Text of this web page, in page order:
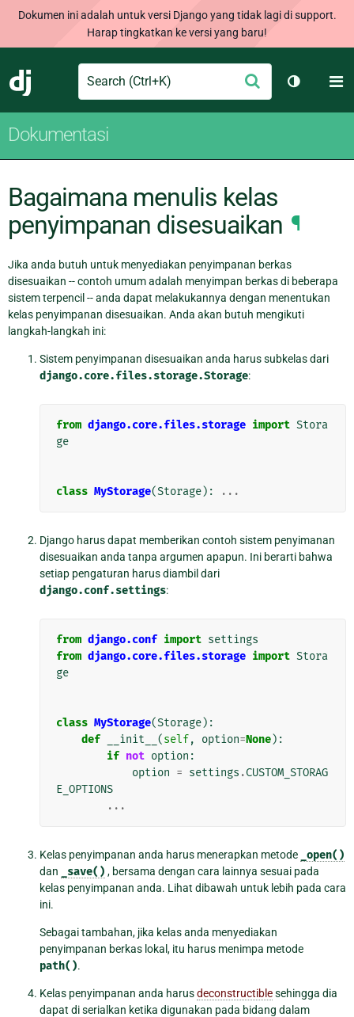
Dokumen ini adalah untuk versi Django yang tidak lagi di support.
Harap tingkatkan ke versi yang baru!
Django
Search Ajukan
Ganti
Dokumentasi
Bagaimana menulis kelas
penyimpanan disesuaikan ¶
Jika anda butuh untuk menyediakan penyimpanan berkas
disesuaikan -- contoh umum adalah menyimpan berkas di beberapa
sistem terpencil -- anda dapat melakukannya dengan menentukan
kelas penyimpanan disesuaikan. Anda akan butuh mengikuti
langkah-langkah ini:
Sistem penyimpanan disesuaikan anda harus subkelas dari
django.core.files.storage.Storage:
from django.core.files.storage import Stora
ge
class MyStorage(Storage): ...
Django harus dapat memberikan contoh sistem penyimanan
disesuaikan anda tanpa argumen apapun. Ini berarti bahwa
setiap pengaturan harus diambil dari
django.conf.settings:
from django.conf import settings
from django.core.files.storage import Stora
ge
class MyStorage(Storage):
def
__init__ (self, option=None):
if not option :
option = settings .CUSTOM_STORAG
E_OPTIONS
...
Kelas penyimpanan anda harus menerapkan metode _open()
dan _save() , bersama dengan cara lainnya sesuai pada
kelas penyimpanan anda. Lihat dibawah untuk lebih pada cara
ini.
Sebagai tambahan, jika kelas anda menyediakan
penyimpanan berkas lokal, itu harus menimpa metode
path().
Kelas penyimpanan anda harusdeconstructiblesehingga dia
dapat di serialkan ketika digunakan pada bidang dalam